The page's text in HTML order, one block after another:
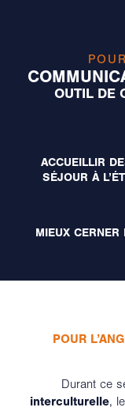
OUTIL DE
ACCUEILLIR
SÉJOUR À
MIEUX
POUR
Durant ce
interculturelle,